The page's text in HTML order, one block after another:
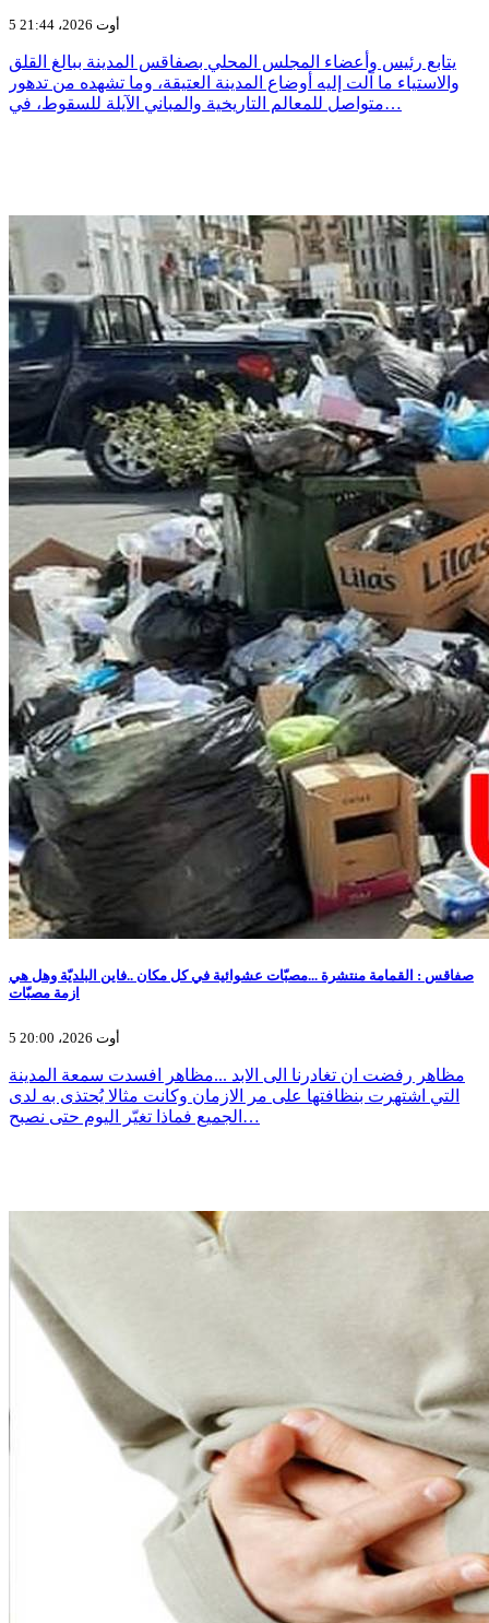
5 أوت 2026، 21:44
يتابع رئيس وأعضاء المجلس المحلي بصفاقس المدينة ببالغ القلق
والاستياء ما آلت إليه أوضاع المدينة العتيقة، وما تشهده من تدهور
متواصل للمعالم التاريخية والمباني الآيلة للسقوط، في…
صفاقس : القمامة منتشرة ...مصبّات عشوائية في كل مكان ..فاين البلديّة وهل هي
ازمة مصبّات
5 أوت 2026، 20:00
مظاهر رفضت ان تغادرنا الى الابد ...مظاهر افسدت سمعة المدينة
التي اشتهرت بنظافتها على مر الازمان وكانت مثالا يُحتذى به لدى
الجميع فماذا تغيّر اليوم حتى نصبح…